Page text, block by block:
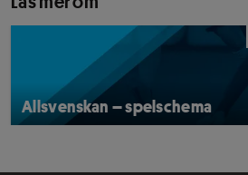
Allsvenskan – spelschema